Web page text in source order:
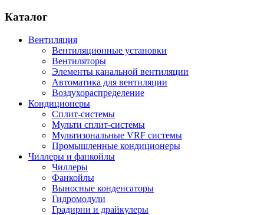
Каталог
Вентиляция
Вентиляционные установки
Вентиляторы
Элементы канальной вентиляции
Автоматика для вентиляции
Воздухораспределение
Кондиционеры
Сплит-системы
Мульти сплит-системы
Мультизональные VRF системы
Промышленные кондиционеры
Чиллеры и фанкойлы
Чиллеры
Фанкойлы
Выносные конденсаторы
Гидромодули
Градирни и драйкулеры